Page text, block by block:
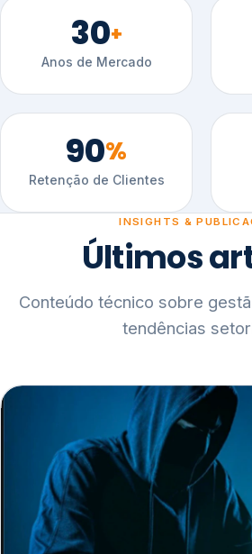
30+
Anos de Mercado
90%
Retenção de Clientes
INSIGHTS &
Últimos
Conteúdo técnico sobre
tendências